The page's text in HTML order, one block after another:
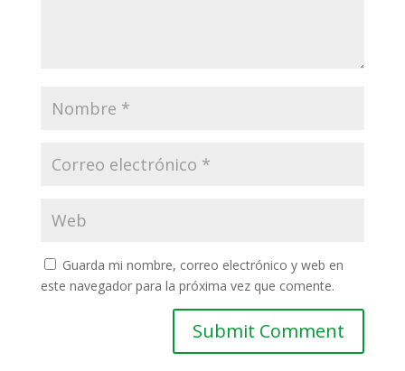
Guarda mi nombre, correo electrónico y web en
este navegador para la próxima vez que comente.